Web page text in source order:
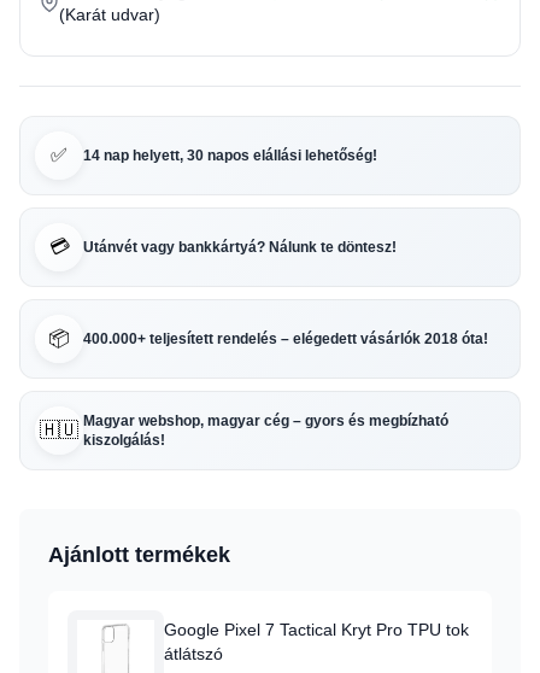
(Karát udvar)
✅ 14 nap helyett, 30 napos elállási lehetőség!
💳 Utánvét vagy bankkártyá? Nálunk te döntesz!
📦 400.000+ teljesített rendelés – elégedett vásárlók 2018 óta!
🇭🇺 Magyar webshop, magyar cég – gyors és megbízható
kiszolgálás!
Ajánlott termékek
Google Pixel 7 Tactical Kryt Pro TPU tok
átlátszó